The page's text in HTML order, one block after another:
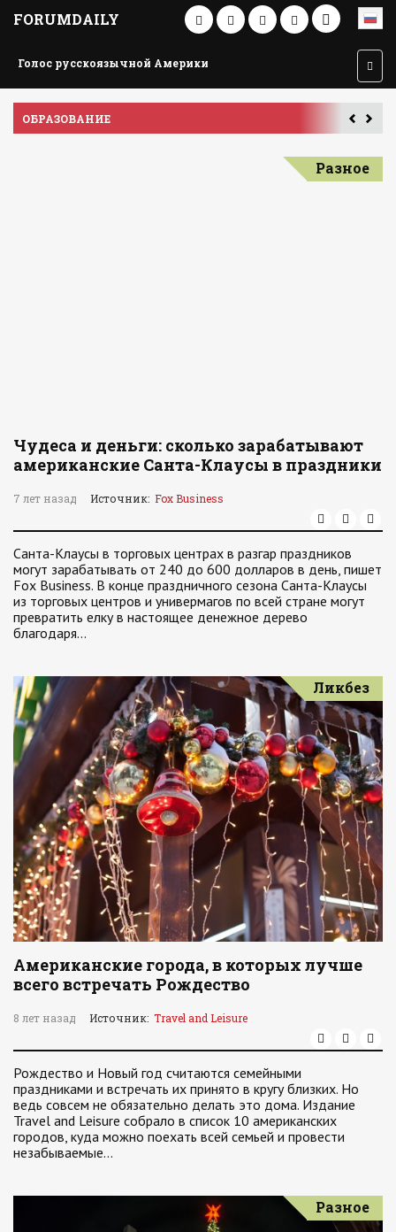
FORUMDAILY
Голос русскоязычной Америки
ОБРАЗОВАНИЕ
Разное
Чудеса и деньги: сколько зарабатывают
американские Санта-Клаусы в праздники
7 лет назад Источник: Fox Business
Санта-Клаусы в торговых центрах в разгар праздников
могут зарабатывать от 240 до 600 долларов в день, пишет
Fox Business. В конце праздничного сезона Санта-Клаусы
из торговых центров и универмагов по всей стране могут
превратить елку в настоящее денежное дерево
благодаря…
Ликбез
Американские города, в которых лучше
всего встречать Рождество
8 лет назад Источник: Travel and Leisure
Рождество и Новый год считаются семейными
праздниками и встречать их принято в кругу близких. Но
ведь совсем не обязательно делать это дома. Издание
Travel and Leisure собрало в список 10 американских
городов, куда можно поехать всей семьей и провести
незабываемые…
Разное